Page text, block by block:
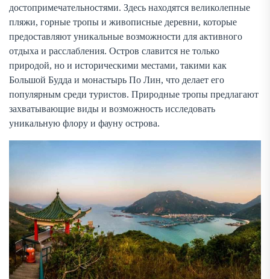
достопримечательностями. Здесь находятся великолепные
пляжи, горные тропы и живописные деревни, которые
предоставляют уникальные возможности для активного
отдыха и расслабления. Остров славится не только
природой, но и историческими местами, такими как
Большой Будда и монастырь По Лин, что делает его
популярным среди туристов. Природные тропы предлагают
захватывающие виды и возможность исследовать
уникальную флору и фауну острова.